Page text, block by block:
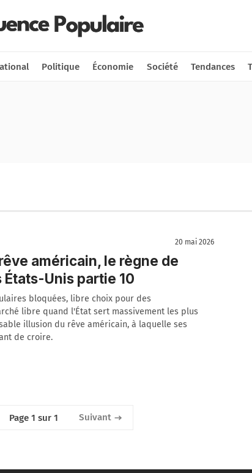
Politique Économie Société Tendances
Nous soutenir
20 mai 2026
américain, le règne de
Unis partie 10
bloquées, libre choix pour des
libre quand l'État sert massivement les plus
illusion du rêve américain, à laquelle ses
de croire.
Page 1 sur 1 Suivant